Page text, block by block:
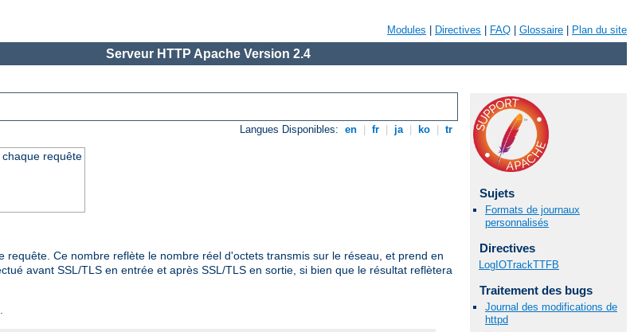
Modules Directives FAQ Glossaire Plan du site
Serveur HTTP Apache Version 2.4
Langues Disponibles: en fr ja ko tr
requête
Ce nombre reflète le nombre réel d'octets transmis sur le réseau, et prend en
avant SSL/TLS en entrée et après SSL/TLS en sortie, si bien que le résultat reflètera
.
Sujets
Formats de journaux
personnalisés
Directives
LogIOTrackTTFB
Traitement des bugs
Journal des modifications de
httpd